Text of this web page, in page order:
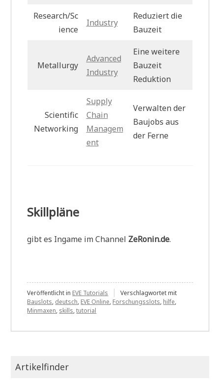
Research/Sc
ience
Industry
Reduziert die
Bauzeit
Metallurgy
Advanced
Industry
Eine weitere
Bauzeit
Reduktion
Scientific
Networking
Supply
Chain
Managem
ent
Verwalten der
Baujobs aus
der Ferne
Skillpläne
gibt es Ingame im Channel ZeRonin.de.
Veröffentlicht in EVE Tutorials
Verschlagwortet mit
Bauslots, deutsch, EVE Online, Forschungsslots, hilfe,
Minmaxen, skills,tutorial
Artikelfinder